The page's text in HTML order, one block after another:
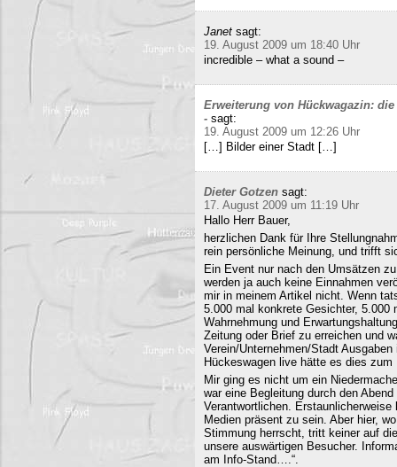
Janet sagt:
19. August 2009 um 18:40 Uhr
incredible – what a sound –
Erweiterung von Hückwagazin:
- sagt:
19. August 2009 um 12:26 Uhr
[…] Bilder einer Stadt […]
Dieter Gotzen sagt:
17. August 2009 um 11:19 Uhr
Hallo Herr Bauer,
herzlichen Dank für Ihre
rein persönliche Meinung, und trifft
Ein Event nur nach den Umsätzen
werden ja auch keine Einnahmen
mir in meinem Artikel nicht. Wenn
5.000 mal konkrete Gesichter, 5.000
Wahrnehmung und
Zeitung oder Brief zu erreichen und
Verein/Unternehmen/Stadt
Hückeswagen live hätte es dies zum
Mir ging es nicht um ein
war eine Begleitung durch den
Verantwortlichen.
Medien präsent zu sein. Aber hier,
Stimmung herrscht, tritt keiner auf
unsere auswärtigen Besucher.
am Info-Stand….“.